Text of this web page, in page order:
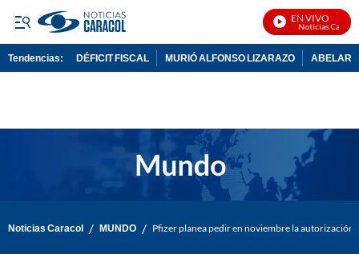
EN VIVO
Noticias Caracol
Tendencias: DÉFICIT FISCAL MURIÓ ALFONSO LIZARAZO
Noticias Caracol / MUNDO / Pfizer planea pedir en noviembre la autorización